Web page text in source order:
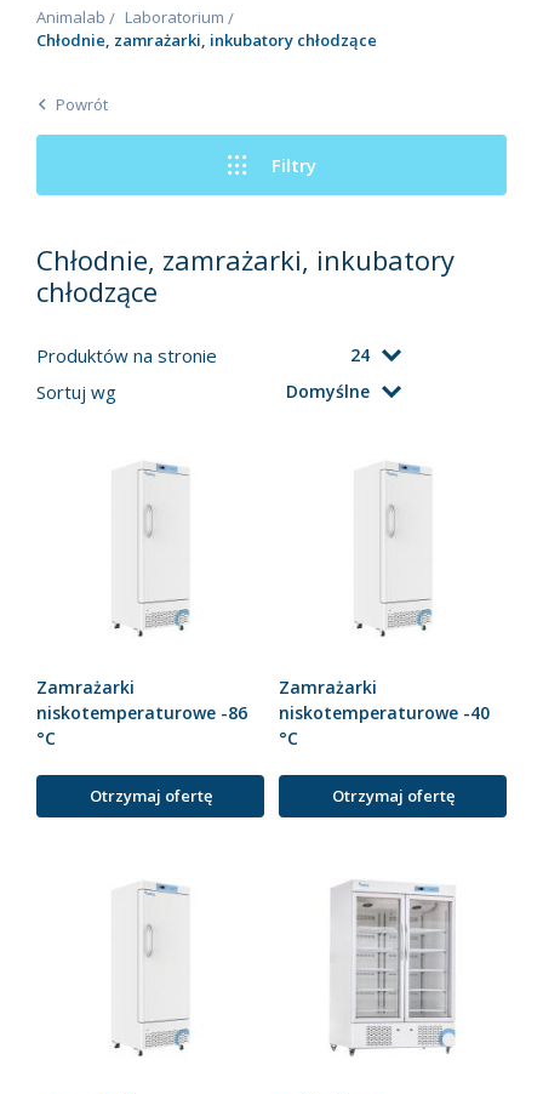
Animalab
Laboratorium
Chłodnie, zamrażarki, inkubatory chłodzące
Powrót
Filtry
Chłodnie, zamrażarki, inkubatory
chłodzące
Produktów na stronie 24
Sortuj wg Domyślne
Zamrażarki
niskotemperaturowe -86
°C
Otrzymaj ofertę
Zamrażarki
niskotemperaturowe -40
°C
Otrzymaj ofertę